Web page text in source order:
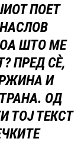
ПОЕТ
ШТО МЕ
ПРЕД СÈ,
И
ОД
ТОЈ ТЕКСТ